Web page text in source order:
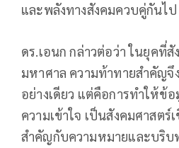
และพลังทางสังคมควบคู่กันไป
ดร.เอนก กล่าวต่อว่า ในยุคที่
มหาศาล ความท้าทายสำคัญจึ
อย่างเดียว แต่คือการทำให้ข้
ความเข้าใจ เป็นสังคมศาสตร์
สำคัญกับความหมายและบริบ